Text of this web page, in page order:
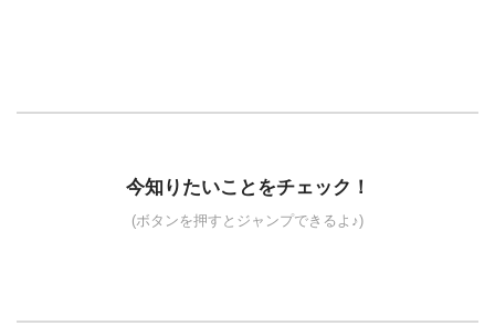
今知りたいことをチェック！
(ボタンを押すとジャンプできるよ♪)